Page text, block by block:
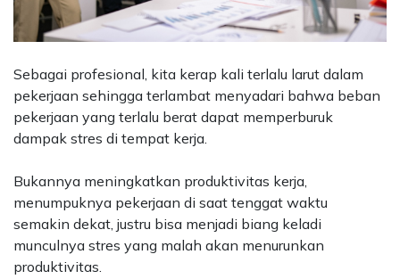
Sebagai profesional, kita kerap kali terlalu larut dalam
pekerjaan sehingga terlambat menyadari bahwa beban
pekerjaan yang terlalu berat dapat memperburuk
dampak stres di tempat kerja.
Bukannya meningkatkan produktivitas kerja,
menumpuknya pekerjaan di saat tenggat waktu
semakin dekat, justru bisa menjadi biang keladi
munculnya stres yang malah akan menurunkan
produktivitas.